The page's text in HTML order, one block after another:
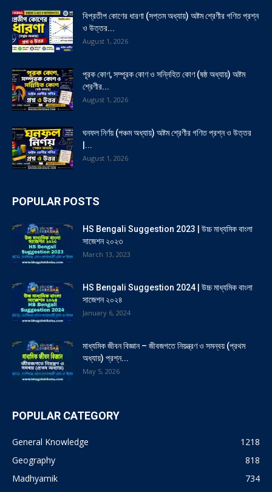
বিপ্রতীপ কোণের ধারণা (সপ্তম অধ্যায়) অষ্টম শ্রেণীর গণিত প্রশ্ন
ও উত্তর...
August 1, 2026
পূরক কোণ, সম্পূরক কোণ ও সন্নিহিত কোণ (ষষ্ঠ অধ্যায়) অষ্টম
শ্রেণীর...
August 1, 2026
ঘনফল নির্ণয় (পঞ্চম অধ্যায়) অষ্টম শ্রেণীর গণিত প্রশ্ন ও উত্তর
|...
August 1, 2026
POPULAR POSTS
HS Bengali Suggestion 2023 | উচ্চ মাধ্যমিক বাংলা
সাজেশন ২০২৩
March 13, 2023
HS Bengali Suggestion 2024 | উচ্চ মাধ্যমিক বাংলা
সাজেশন ২০২৪
January 6, 2024
মাধ্যমিক জীবন বিজ্ঞান – জীবজগতে নিয়ন্ত্রণ ও সমন্বয় (প্রথম
অধ্যায়) প্রশ্ন...
May 5, 2026
POPULAR CATEGORY
General Knowledge
1218
Geography
818
Madhyamik
734